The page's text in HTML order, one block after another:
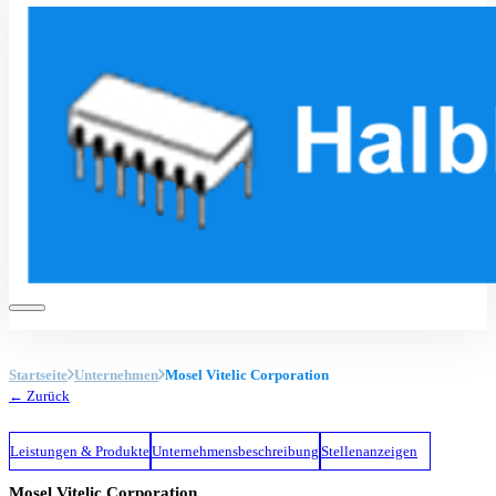
Startseite Unternehmen Mosel Vitelic Corporation
← Zurück
Leistungen & ProdukteUnternehmensbeschreibung Stellenanzeigen